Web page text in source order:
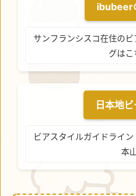
ibubeer
サンフランシスコ在住の
グはこ
日本地
ビアスタイルガイドライ
本